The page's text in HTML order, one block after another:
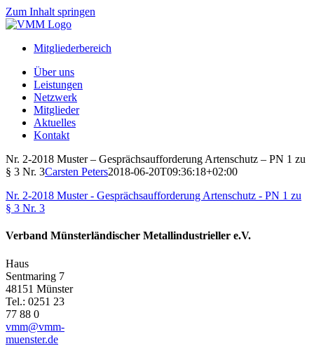
Zum Inhalt springen
Mitgliederbereich
Über uns
Leistungen
Netzwerk
Mitglieder
Aktuelles
Kontakt
Nr. 2-2018 Muster – Gesprächsaufforderung Artenschutz – PN 1 zu
§ 3 Nr. 3Carsten Peters2018-06-20T09:36:18+02:00
Nr. 2-2018 Muster - Gesprächsaufforderung Artenschutz - PN 1 zu
§ 3 Nr. 3
Verband Münsterländischer Metallindustrieller e.V.
Haus
Sentmaring 7
48151 Münster
Tel.: 0251 23
77 88 0
vmm@vmm-
muenster.de